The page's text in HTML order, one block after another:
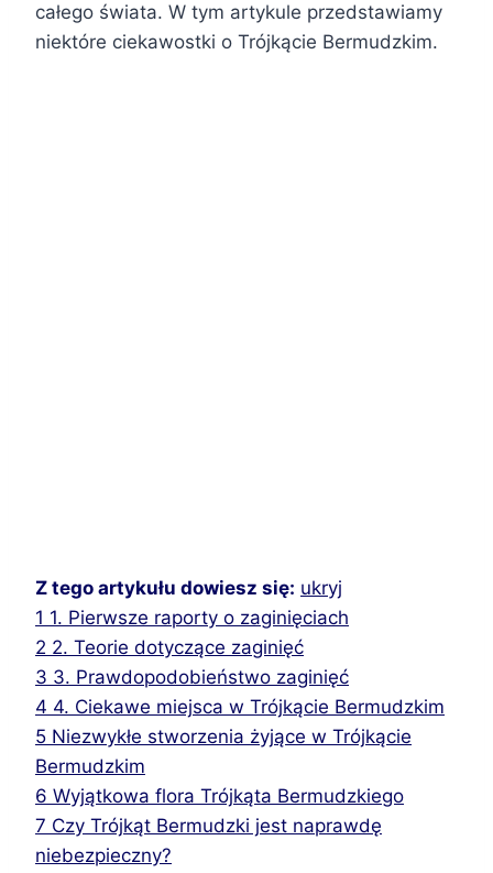
całego świata. W tym artykule przedstawiamy
niektóre ciekawostki o Trójkącie Bermudzkim.
Z tego artykułu dowiesz się: ukryj
1 1. Pierwsze raporty o zaginięciach
2 2. Teorie dotyczące zaginięć
3 3. Prawdopodobieństwo zaginięć
4 4. Ciekawe miejsca w Trójkącie Bermudzkim
5 Niezwykłe stworzenia żyjące w Trójkącie
Bermudzkim
6 Wyjątkowa flora Trójkąta Bermudzkiego
7 Czy Trójkąt Bermudzki jest naprawdę
niebezpieczny?